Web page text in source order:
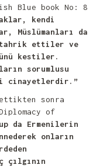
Blue book No: 8
kendi
Müslümanları da
ettiler ve
kestiler.
sorumlusu
cinayetlerdir.”
ettikten sonra
of
da Ermenilerin
onların
çılgının